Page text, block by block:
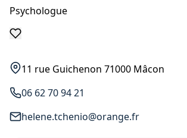
Psychologue
11 rue Guichenon 71000 Mâcon
06 62 70 94 21
helene.tchenio@orange.fr